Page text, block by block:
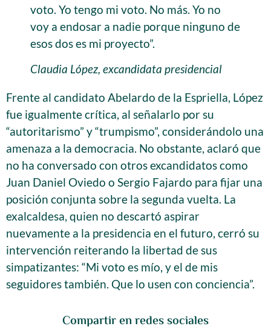
Compartir en redes sociales
voto. Yo tengo mi voto. No más. Yo no
voy a endosar a nadie porque ninguno de
esos dos es mi proyecto”.
Claudia López, excandidata presidencial
Frente al candidato Abelardo de la Espriella, López
fue igualmente crítica, al señalarlo por su
“autoritarismo” y “trumpismo”, considerándolo una
amenaza a la democracia. No obstante, aclaró que
no ha conversado con otros excandidatos como
Juan Daniel Oviedo o Sergio Fajardo para fijar una
posición conjunta sobre la segunda vuelta. La
exalcaldesa, quien no descartó aspirar
nuevamente a la presidencia en el futuro, cerró su
intervención reiterando la libertad de sus
simpatizantes: “Mi voto es mío, y el de mis
seguidores también. Que lo usen con conciencia”.